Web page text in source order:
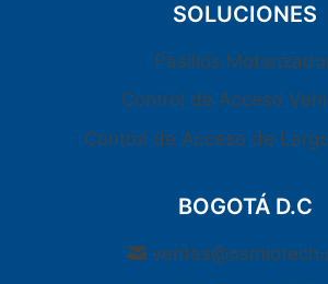
SOLUCIONES
Pasillos
Control de Acceso
Control de Acceso de
BOGOTÁ D.C